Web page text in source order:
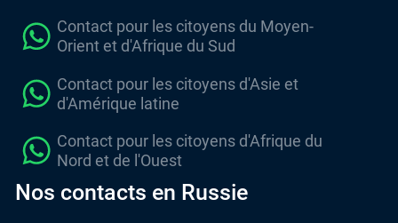
Contact pour les citoyens du Moyen-
Orient et d'Afrique du Sud
Contact pour les citoyens d'Asie et
d'Amérique latine
Contact pour les citoyens d'Afrique du
Nord et de l'Ouest
Nos contacts en Russie